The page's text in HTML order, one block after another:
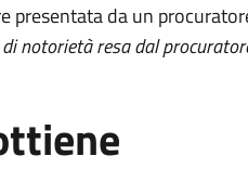
presentata da un
notorietà resa dal